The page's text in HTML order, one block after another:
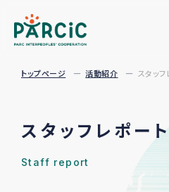
トップページ 活動紹介 スタッフ
スタッフレポー
Staff report